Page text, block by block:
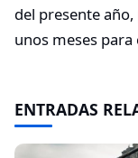
del presente
unos meses
ENTRADAS